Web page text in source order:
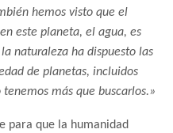
hemos visto que el
este planeta, el agua, es
naturaleza ha dispuesto las
de planetas, incluidos
más que buscarlos.»
para que la humanidad